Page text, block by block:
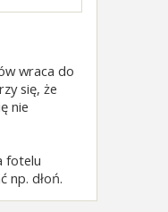
wraca do
się, że
nie
fotelu
np. dłoń.